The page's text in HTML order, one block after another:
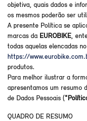
objetiva, quais dados e
os mesmos poderão ser
A presente Política se
marcas da EUROBIKE,
todas aquelas elencadas
https://
produtos.
Para melhor ilustrar a
apresentamos um resumo
de Dados Pessoais (
QUADRO DE RESUMO